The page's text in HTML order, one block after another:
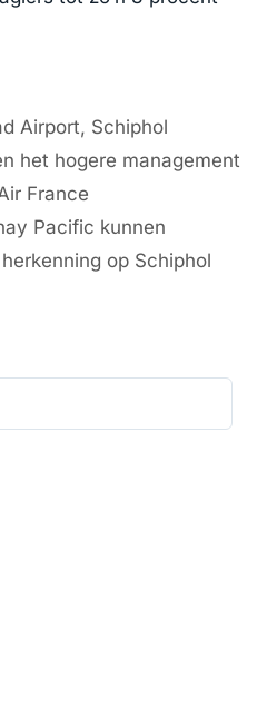
Airport, Schiphol
het hogere management
France
Pacific kunnen
op Schiphol